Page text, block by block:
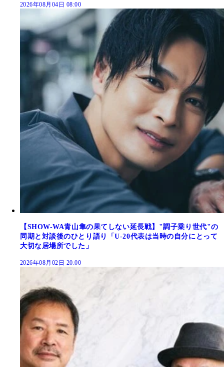
2026年08月04日 08:00
【SHOW-WA青山隼の果てしない延長戦】"調子乗り世代"の
同期と対談後のひとり語り「U-20代表は当時の自分にとって
大切な居場所でした」
2026年08月02日 20:00